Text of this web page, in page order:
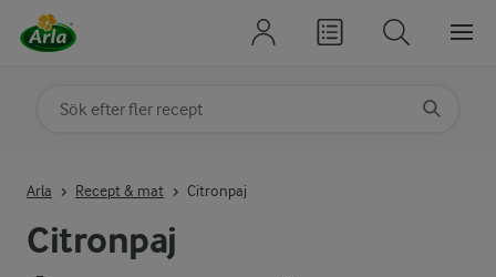
Citronpaj
Arla Recept & mat Citronpaj
Sök på kategori eller ingrediens